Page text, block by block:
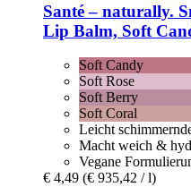
Santé – naturally.
Lip Balm, Soft
Soft Candy
Soft Rose
Soft Berry
Soft Coral
Leicht
Macht weich &
Vegane
€ 4,49 (€ 935,42 / l)